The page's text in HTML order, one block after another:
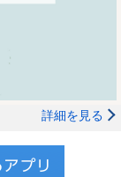
詳細を見る